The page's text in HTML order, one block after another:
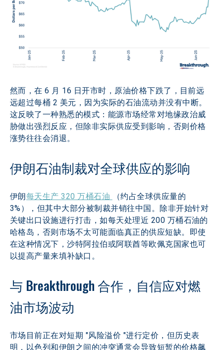
然而，在 6 月 16 日开市时，原油价格下跌了，目前远
远超过每桶 2 美元，因为实际的石油流动并没有中断。
这反映了一种熟悉的模式：能源市场经常对地缘政治威
胁做出强烈反应，但除非实际供应受到影响，否则价格
涨势往往会消退。
伊朗石油制裁对全球供应的影响
伊朗每天生产 320 万桶石油
（约占全球供应量的
3%），但其中大部分被制裁并销往中国。除非开始针对
关键出口设施进行打击，如每天处理近 200 万桶石油的
哈格岛，否则市场不太可能面临真正的供应短缺。即使
在这种情况下，沙特阿拉伯或阿联酋等欧佩克国家也可
以提高产量来填补缺口。
与 Breakthrough 合作，自信应对燃
油市场波动
市场目前正在对短期 "风险溢价 "进行定价，但历史表
明，以色列和伊朗之间的冲突通常会导致短暂的价格飙